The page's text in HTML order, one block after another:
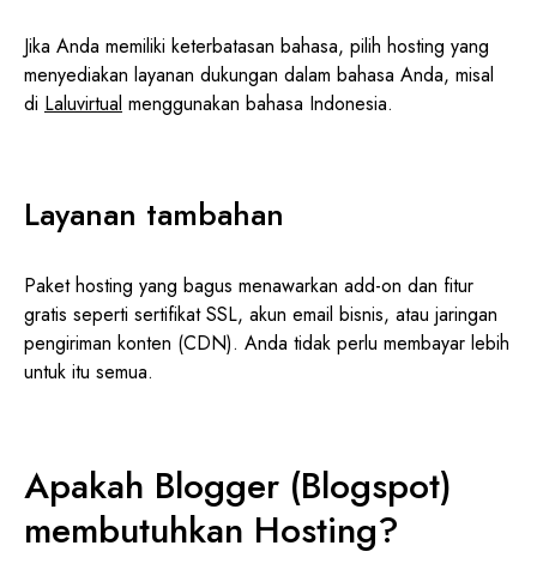
Jika Anda memiliki keterbatasan bahasa, pilih hosting yang
menyediakan layanan dukungan dalam bahasa Anda, misal
di Laluvirtual menggunakan bahasa Indonesia.
Layanan tambahan
Paket hosting yang bagus menawarkan add-on dan fitur
gratis seperti sertifikat SSL, akun email bisnis, atau jaringan
pengiriman konten (CDN). Anda tidak perlu membayar lebih
untuk itu semua.
Apakah Blogger (Blogspot)
membutuhkan Hosting?